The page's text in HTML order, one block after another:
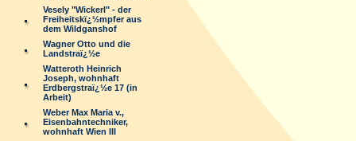
Vesely "Wickerl" - der
Freiheitskï¿½mpfer aus
dem Wildganshof
Wagner Otto und die
Landstraï¿½e
Watteroth Heinrich
Joseph, wohnhaft
Erdbergstraï¿½e 17 (in
Arbeit)
Weber Max Maria v.,
Eisenbahntechniker,
wohnhaft Wien III